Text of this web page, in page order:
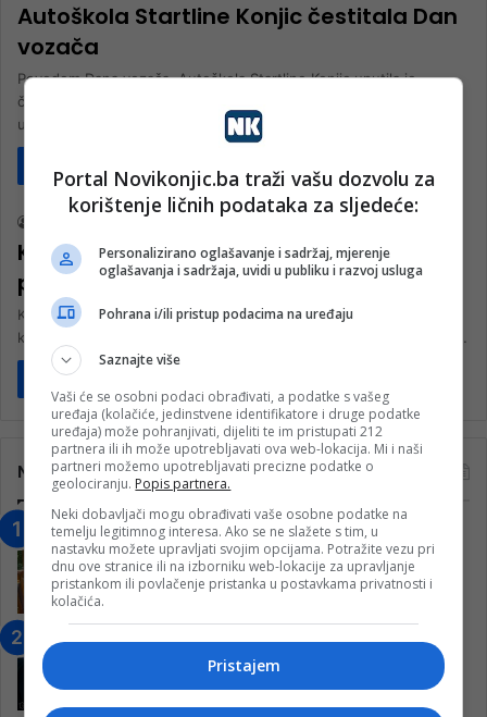
Autoškola Startline Konjic čestitala Dan
vozača
Povodom Dana vozača, Autoškola Startline Konjic uputila je
čestitku svim vozačima, uz poruku odgovornog i savjesnog
učestvovanja u saobraćaju. „Svim…
Vijesti
KONJIC DOBIO NAJBOLJEG: Alen Begluk
podiže vozačku obuku na novi nivo!
Konjic je dobio izuzetnu priliku da konačno ima instruktora vožnje
koji može obučavati buduće vozače za svih pet kategorija (A, A1,…
Pročitaj više
Najčitanije
“Obrazovanje gradi BiH-Jovan Divjak“
– Konjic je u posljednje 22 godine imao
25 ​​stipendista
Nogometaši Igmana iznenadili
Konjičanke cvijećem i besplatnim
ulazom na utakmicu
7. Marta 2025.
Portal Novikonjic.ba traži vašu dozvolu za
korištenje ličnih podataka za sljedeće:
Personalizirano oglašavanje i sadržaj, mjerenje
oglašavanja i sadržaja, uvidi u publiku i razvoj usluga
Pohrana i/ili pristup podacima na uređaju
Saznajte više
Vaši će se osobni podaci obrađivati, a podatke s vašeg
uređaja (kolačiće, jedinstvene identifikatore i druge podatke
uređaja) može pohranjivati, dijeliti te im pristupati 212
partnera ili ih može upotrebljavati ova web-lokacija. Mi i naši
partneri možemo upotrebljavati precizne podatke o
geolociranju. Popis partnera.
Neki dobavljači mogu obrađivati vaše osobne podatke na
temelju legitimnog interesa. Ako se ne slažete s tim, u
nastavku možete upravljati svojim opcijama. Potražite vezu pri
dnu ove stranice ili na izborniku web-lokacije za upravljanje
pristankom ili povlačenje pristanka u postavkama privatnosti i
kolačića.
Pristajem